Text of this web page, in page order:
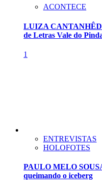
ACONTECE
LUIZA
de Letras Vale do
1
ENTREVISTAS
HOLOFOTES
PAULO MELO
queimando o iceberg